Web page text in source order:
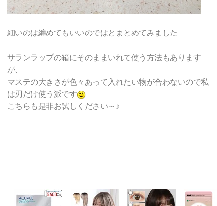
細いのは纏めてもいいのではとまとめてみました
サランラップの箱にそのままいれて使う方法もあります
が、
マステの大きさが色々あって入れたい物が合わないので私
は刃だけ使う派です
こちらも是非お試しください～♪